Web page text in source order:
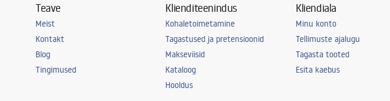
Teave
Meist
Kontakt
Blog
Tingimused
Klienditeenindus
Kohaletoimetamine
Tagastused ja pretensioonid
Makseviisid
Kataloog
Hooldus
Kliendiala
Minu konto
Tellimuste ajalugu
Tagasta tooted
Esita kaebus